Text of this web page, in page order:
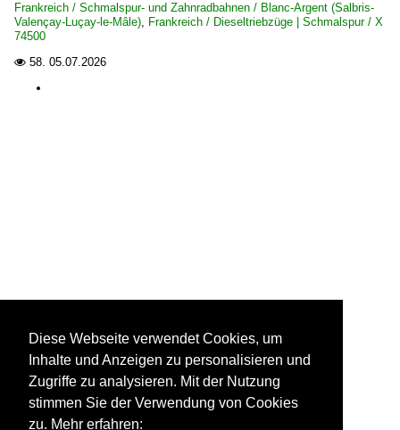
Frankreich / Schmalspur- und Zahnradbahnen / Blanc-Argent (Salbris-
Valençay-Luçay-le-Mâle), Frankreich / Dieseltriebzüge | Schmalspur / X
74500
 58. 05.07.2026
Diese Webseite verwendet Cookies, um
Inhalte und Anzeigen zu personalisieren und
Zugriffe zu analysieren. Mit der Nutzung
stimmen Sie der Verwendung von Cookies
zu. Mehr erfahren: